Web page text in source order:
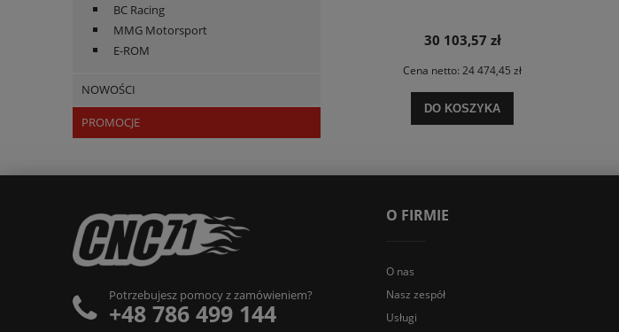
BC Racing
MMG Motorsport
E-ROM
NOWOŚCI
PROMOCJE
30 103,57 zł
Cena netto: 24 474,45 zł
DO KOSZYKA
Potrzebujesz pomocy z zamówieniem?
+48 786 499 144
O FIRMIE
O nas
Nasz zespół
Usługi